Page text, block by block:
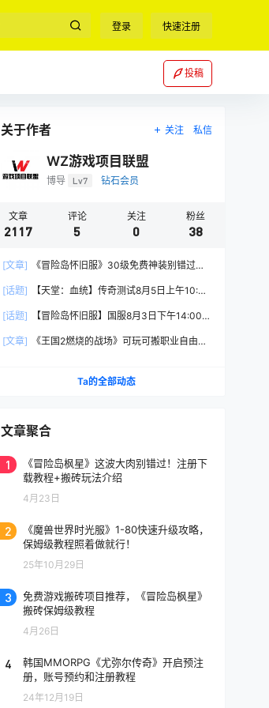
登录 快速注册
投稿
关于作者 关注 私信
WZ游戏项目联盟
博导 Lv7 钻石会员
文章
2117
评论
5
关注
0
粉丝
38
[文章]
《冒险岛怀旧服》30级免费神装别错过！
[话题]
【天堂：血统】传奇测试8月5日上午10:00
[话题]
【冒险岛怀旧服】国服8月3日下午14:00
[文章]
《王国2燃烧的战场》可玩可搬职业自由，
Ta的全部动态
文章聚合
1
《冒险岛枫星》这波大肉别错过！注册下
载教程+搬砖玩法介绍
4月23日
2
《魔兽世界时光服》1-80快速升级攻略，
保姆级教程照着做就行！
25年10月29日
3
免费游戏搬砖项目推荐，《冒险岛枫星》
搬砖保姆级教程
4月26日
4
韩国MMORPG《尤弥尔传奇》开启预注
册，账号预约和注册教程
24年12月19日